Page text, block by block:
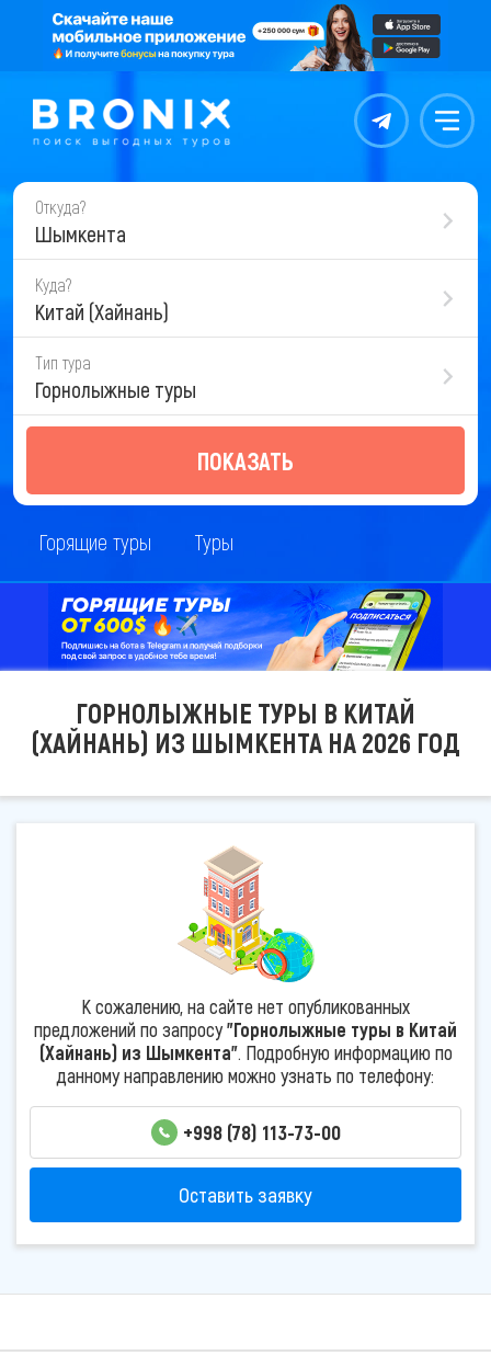
Контакты Меню
Откуда?
Шымкента
Куда?
Китай (Хайнань)
Тип тура
Горнолыжные туры
ПОКАЗАТЬ
Горящие туры Туры
ГОРНОЛЫЖНЫЕ ТУРЫ В КИТАЙ
(ХАЙНАНЬ) ИЗ ШЫМКЕНТА НА 2026 ГОД
К сожалению, на сайте нет опубликованных
предложений по запросу"Горнолыжные туры в Китай
(Хайнань) из Шымкента". Подробную информацию по
данному направлению можно узнать по телефону:
+998 (78) 113-73-00
Оставить заявку